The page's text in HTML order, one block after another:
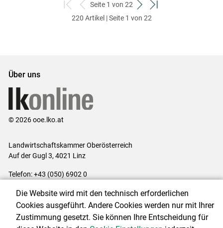
zum
ersten
zurück
zum
Seite 1 von 22
weiter
zum
zum
220 Artikel | Seite 1 von 22
Über uns
© 2026 ooe.lko.at
Landwirtschaftskammer Oberösterreich
Auf der Gugl 3, 4021 Linz
Telefon: +43 (050) 6902 0
Impressum|Kontakt|Gewinnspiele|Datenschutzerklärung |
Barrierefreiheit
Cookie-Einstellungen
Die Website wird mit den technisch erforderlichen
Cookies ausgeführt. Andere Cookies werden nur mit Ihrer
Zustimmung gesetzt. Sie können Ihre Entscheidung für